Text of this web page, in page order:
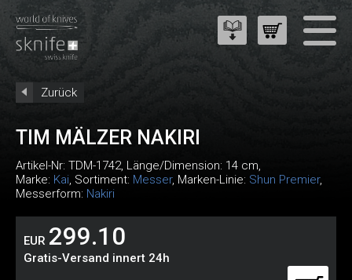
Zurück
TIM MÄLZER NAKIRI
Artikel-Nr: TDM-1742, Länge/Dimension: 14 cm,
Marke: Kai, Sortiment: Messer, Marken-Linie: Shun Premier,
Messerform: Nakiri
EUR 299.10
Gratis-Versand innert 24h